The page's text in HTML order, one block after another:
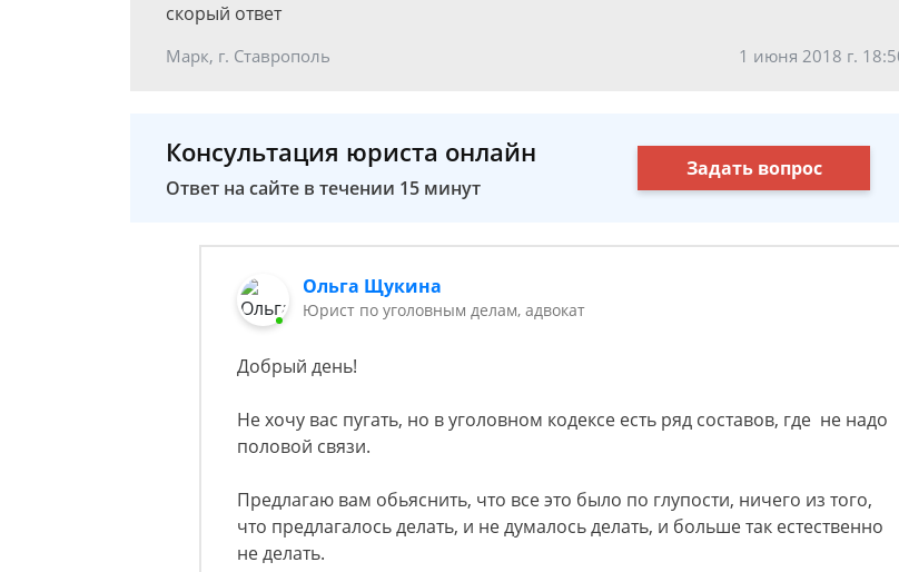
скорый ответ
Марк, г. Ставрополь 1 июня 2018 г.
Консультация юриста онлайн
Ответ на сайте в течении 15 минут
Задать вопрос
Ольга Щукина
Юрист по уголовным делам, адвокат
Добрый день!
Не хочу вас пугать, но в уголовном кодексе есть ряд составов, где не надо
половой связи.
Предлагаю вам обьяснить, что все это было по глупости, ничего из того,
что предлагалось делать, и не думалось делать, и больше так естественно
не делать.